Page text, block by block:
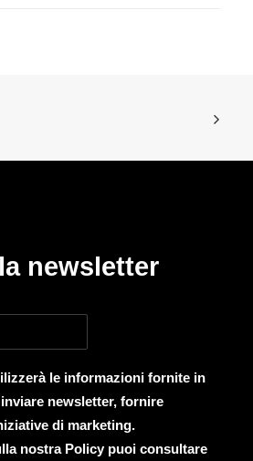
newsletter
le informazioni fornite in
newsletter, fornire
di marketing.
nostra Policy puoi consultare